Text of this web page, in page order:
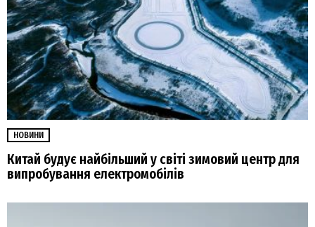
НОВИНИ
Китай будує найбільший у світі зимовий центр для
випробування електромобілів